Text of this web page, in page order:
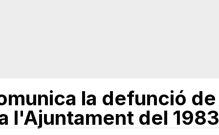
la defunció
l'Ajuntament del